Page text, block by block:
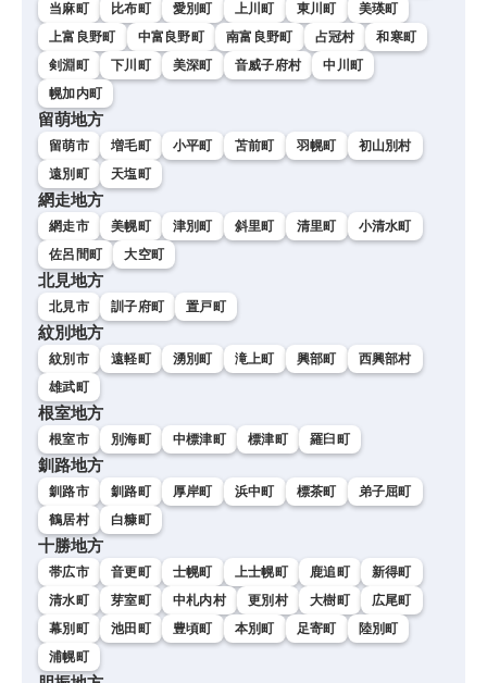
当麻町
比布町 愛別町 上川町 東川町
美瑛町
上富良野町
中富良野町 南富良野町 占冠村
和寒町
剣淵町
下川町 美深町 音威子府村
中川町
幌加内町
留萌地方
留萌市 増毛町 小平町 苫前町 羽幌町
初山別村
遠別町
天塩町
網走地方
網走市 美幌町 津別町 斜里町 清里町
小清水町
佐呂間町
大空町
北見地方
北見市 訓子府町 置戸町
紋別地方
紋別市 遠軽町 湧別町 滝上町 興部町
西興部村
雄武町
根室地方
根室市 別海町 中標津町 標津町 羅臼町
釧路地方
釧路市 釧路町 厚岸町 浜中町 標茶町
弟子屈町
鶴居村
白糠町
十勝地方
帯広市 音更町 士幌町 上士幌町 鹿追町
新得町
清水町
芽室町 中札内村 更別村 大樹町
広尾町
幕別町
池田町 豊頃町 本別町 足寄町
陸別町
浦幌町